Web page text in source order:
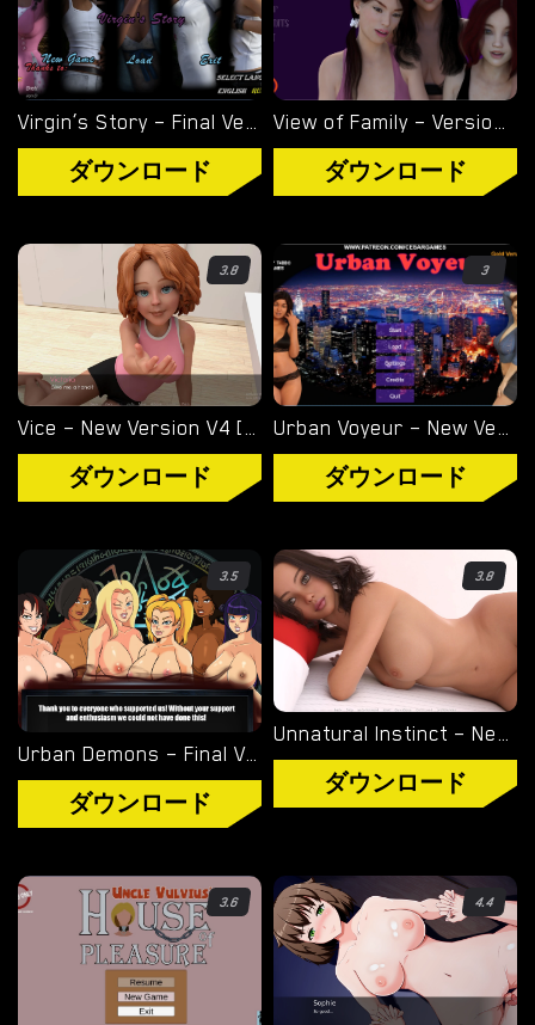
ダウンロード ダウンロード
3.8
ダウンロード
3
ダウンロード
3.5
Urban Demons – Final Version 1.1 [Nergal]
ダウンロード
3.8
ダウンロード
3.6 4.4